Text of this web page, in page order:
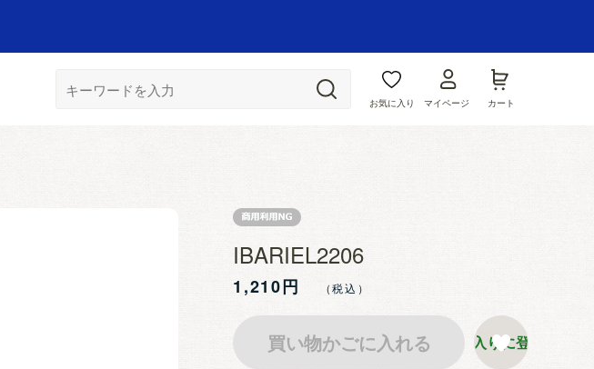
お気に入り マイページ カート
IBARIEL2206
1,210円
買い物かごに入れるお気に入りに登録する